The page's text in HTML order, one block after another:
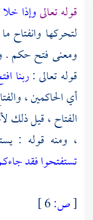
قوله تعالىوإذا خلا
لتحركها وانفتاح
ومعنى فتح حكم .
قوله تعالى :ربنا
أي الحاكمين ،
الفتاح ، قيل ذلك
، ومنه قوله :
تستفتحوا فقد
[ص: